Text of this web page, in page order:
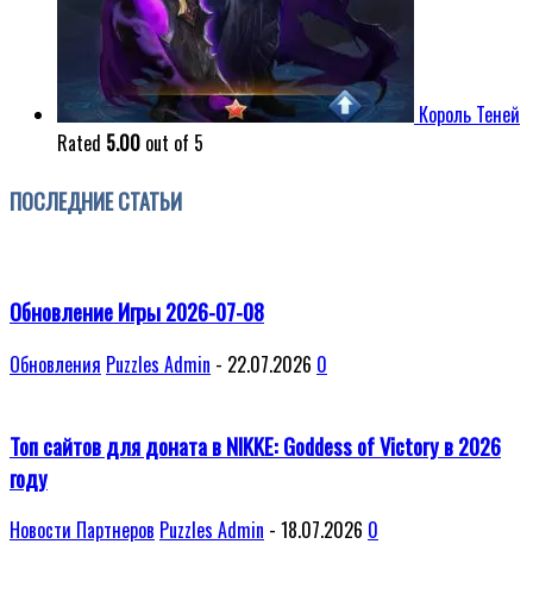
Король Теней
Rated 5.00 out of 5
ПОСЛЕДНИЕ СТАТЬИ
Обновление Игры 2026-07-08
Обновления Puzzles Admin - 22.07.2026 0
Топ сайтов для доната в NIKKE: Goddess of Victory в 2026
году
Новости Партнеров Puzzles Admin - 18.07.2026 0